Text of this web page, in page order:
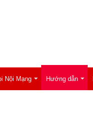
Nội Mạng Hướng dẫn